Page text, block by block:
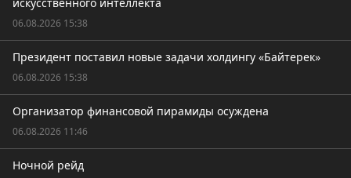
06.08.2026 15:38
Президент поставил новые задачи холдингу «Байтерек»
06.08.2026 15:38
Организатор финансовой пирамиды осуждена
06.08.2026 11:46
Ночной рейд